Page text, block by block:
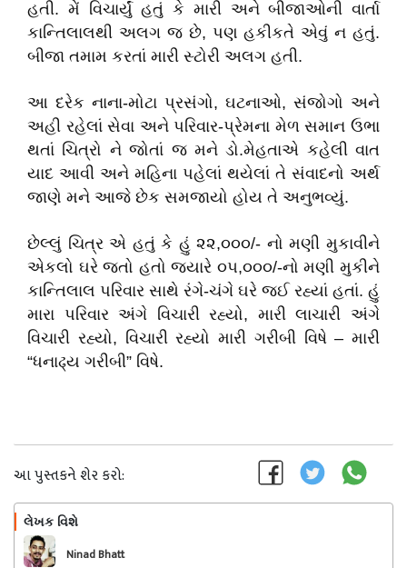
હતી. મેં વિચાર્યું હતું કે મારી અને બીજાઓની વાર્તા
કાન્તિલાલથી અલગ જ છે, પણ હકીકતે એવું ન હતું.
બીજા તમામ કરતાં મારી સ્ટોરી અલગ હતી.
આ દરેક નાના-મોટા પ્રસંગો, ઘટનાઓ, સંજોગો અને
અહી રહેલાં સેવા અને પરિવાર-પ્રેમના મેળ સમાન ઉભા
થતાં ચિત્રો ને જોતાં જ મનેડો.મેહતાએ કહેલી વાત
યાદ આવી અને મહિના પહેલાં થયેલાં તે સંવાદનો અર્થ
જાણે મને આજે છેક સમજાયો હોય તે અનુભવ્યું.
છેલ્લું ચિત્ર એ હતું કે હું ૨૨,૦૦૦/- નો મણી મુકાવીને
એકલો ઘરે જતો હતો જયારે ૦૫,૦૦૦/-નો મણી મુકીને
કાન્તિલાલ પરિવાર સાથે રંગે-ચંગે ઘરે જઈ રહ્યાં હતાં. હું
મારા પરિવાર અંગે વિચારી રહ્યો, મારી લાચારી અંગે
વિચારી રહ્યો, વિચારી રહ્યો મારી ગરીબી વિષે – મારી
“ધનાઢ્ય ગરીબી” વિષે.
આ પુસ્તકને શેર કરો:
લેખક વિશે
Ninad Bhatt